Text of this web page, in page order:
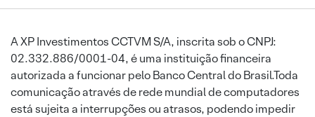
A XP Investimentos CCTVM S/A, inscrita sob o CNPJ:
02.332.886/0001-04, é uma instituição financeira
autorizada a funcionar pelo Banco Central do Brasil.Toda
comunicação através de rede mundial de computadores
está sujeita a interrupções ou atrasos, podendo impedir